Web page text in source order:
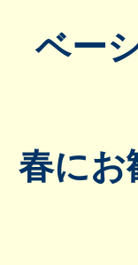
ベー
春にお